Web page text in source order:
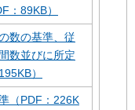
：89KB）
数の基準、従
数並びに所定
）
（PDF：226K